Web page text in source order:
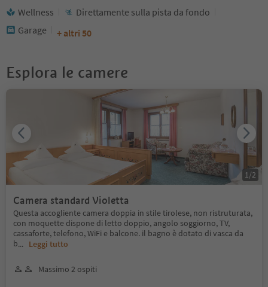
Wellness
Direttamente sulla pista da fondo
Garage
+ altri 50
Esplora le camere
Camera standard Violetta
Questa accogliente camera doppia in stile tirolese, non ristruturata,
con moquette dispone di letto doppio, angolo soggiorno, TV,
cassaforte, telefono, WiFi e balcone. il bagno è dotato di vasca da
b... Leggi tutto
Massimo 2 ospiti
1 /2